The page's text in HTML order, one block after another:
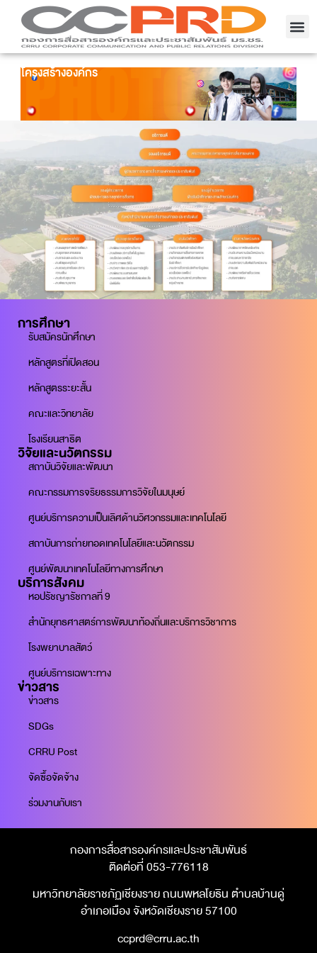
โครงสร้างองค์กร
การศึกษา
รับสมัครนักศึกษา
หลักสูตรที่เปิดสอน
หลักสูตรระยะสั้น
คณะและวิทยาลัย
โรงเรียนสาธิต
วิจัยและนวัตกรรม
สถาบันวิจัยและพัฒนา
คณะกรรมการจริยธรรมการวิจัยในมนุษย์
ศูนย์บริการความเป็นเลิศด้านวิศวกรรมและเทคโนโลยี
สถาบันการถ่ายทอดเทคโนโลยีและนวัตกรรม
ศูนย์พัฒนาเทคโนโลยีทางการศึกษา
บริการสังคม
หอปรัชญารัชกาลที่ 9
สำนักยุทธศาสตร์การพัฒนาท้องถิ่นและบริการวิชาการ
โรงพยาบาลสัตว์
ศูนย์บริการเฉพาะทาง
ข่าวสาร
ข่าวสาร
SDGs
CRRU Post
จัดซื้อจัดจ้าง
ร่วมงานกับเรา
กองการสื่อสารองค์กรและประชาสัมพันธ์
ติดต่อที่ 053-776118
มหาวิทยาลัยราชภัฏเชียงราย ถนนพหลโยธิน ตำบลบ้านดู่
อำเภอเมือง จังหวัดเชียงราย 57100
ccprd@crru.ac.th